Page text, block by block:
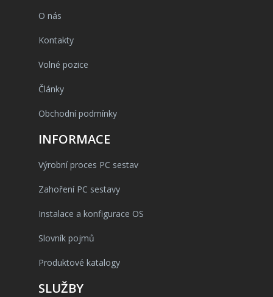
O nás
Kontakty
Volné pozice
Články
Obchodní podmínky
INFORMACE
Výrobní proces PC sestav
Zahoření PC sestavy
Instalace a konfigurace OS
Slovník pojmů
Produktové katalogy
SLUŽBY